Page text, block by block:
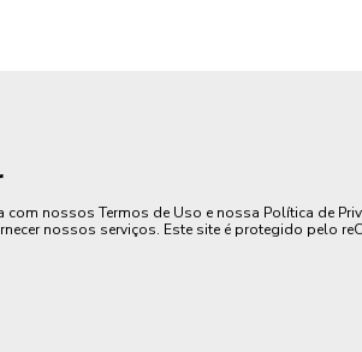
nossos Termos de Uso e nossa Política de
nossos serviços. Este site é protegido pelo